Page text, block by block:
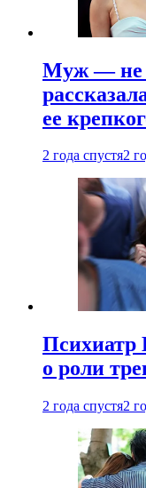
Муж — не
ее
2 года спустя2
Психиатр
о роли
2 года спустя2